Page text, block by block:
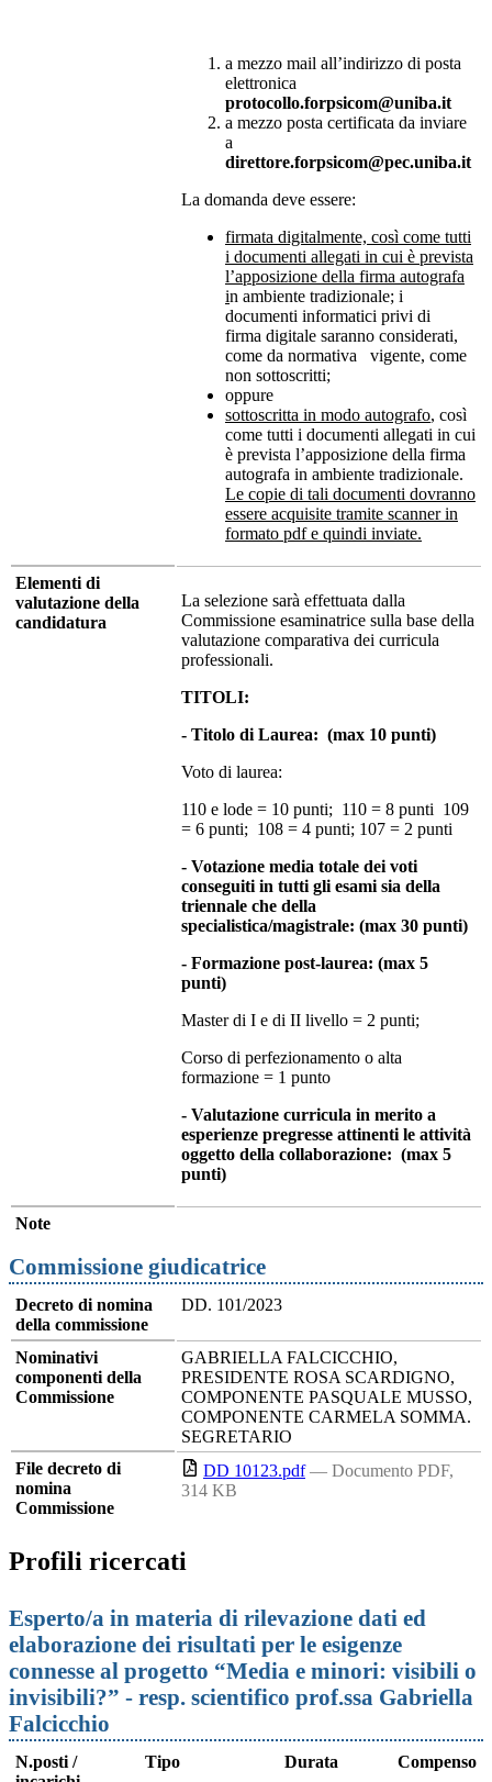
a mezzo mail all’indirizzo di posta
elettronica
protocollo.forpsicom@uniba.it
a mezzo posta certificata da inviare
a
direttore.forpsicom@pec.uniba.it
La domanda deve essere:
firmata digitalmente, così come tutti
i documenti allegati in cui è prevista
l’apposizione della firma autografa
in ambiente tradizionale; i
documenti informatici privi di
firma digitale saranno considerati,
come da normativa vigente, come
non sottoscritti;
oppure
sottoscritta in modo autografo, così
come tutti i documenti allegati in cui
è prevista l’apposizione della firma
autografa in ambiente tradizionale.
Le copie di tali documenti dovranno
essere acquisite tramite scanner in
formato pdf e quindi inviate.
Elementi di
valutazione della
candidatura
La selezione sarà effettuata dalla
Commissione esaminatrice sulla base della
valutazione comparativa dei curricula
professionali.
TITOLI:
- Titolo di Laurea: (max 10 punti)
Voto di laurea:
110 e lode = 10 punti; 110 = 8 punti 109
= 6 punti; 108 = 4 punti; 107 = 2 punti
- Votazione media totale dei voti
conseguiti in tutti gli esami sia della
triennale che della
specialistica/magistrale: (max 30 punti)
- Formazione post-laurea: (max 5
punti)
Master di I e di II livello = 2 punti;
Corso di perfezionamento o alta
formazione = 1 punto
- Valutazione curricula in merito a
esperienze pregresse attinenti le attività
oggetto della collaborazione: (max 5
punti)
Note
Commissione giudicatrice
Decreto di nomina
della commissione
DD. 101/2023
Nominativi
componenti della
Commissione
GABRIELLA FALCICCHIO,
PRESIDENTE ROSA SCARDIGNO,
COMPONENTE PASQUALE MUSSO,
COMPONENTE CARMELA SOMMA.
SEGRETARIO
File decreto di
nomina
Commissione
DD 10123.pdf — Documento PDF,
314 KB
Profili ricercati
Esperto/a in materia di rilevazione dati ed
elaborazione dei risultati per le esigenze
connesse al progetto “Media e minori: visibili o
invisibili?” - resp. scientifico prof.ssa Gabriella
Falcicchio
N.posti /
Tipo Durata Compenso